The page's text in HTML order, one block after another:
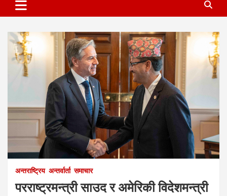
अन्तराष्ट्रिय अन्तर्वार्ता समाचार
परराष्ट्रमन्त्री साउद र अमेरिकी विदेशमन्त्री